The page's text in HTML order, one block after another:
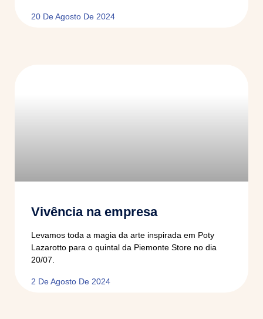
20 De Agosto De 2024
Vivência na empresa
Levamos toda a magia da arte inspirada em Poty
Lazarotto para o quintal da Piemonte Store no dia
20/07.
2 De Agosto De 2024